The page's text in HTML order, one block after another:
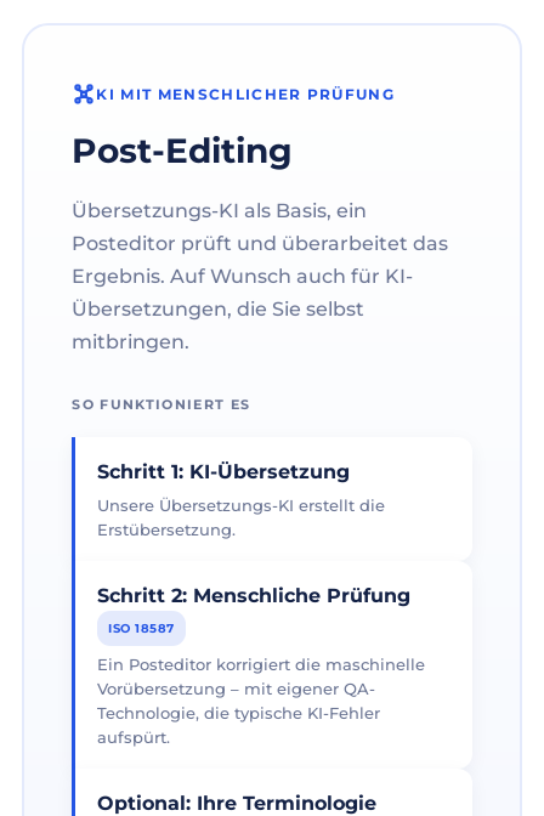
KI MIT MENSCHLICHER PRÜFUNG
Post-Editing
Übersetzungs-KI als Basis, ein
Posteditor prüft und überarbeitet das
Ergebnis. Auf Wunsch auch für KI-
Übersetzungen, die Sie selbst
mitbringen.
SO FUNKTIONIERT ES
Schritt 1: KI-Übersetzung
Unsere Übersetzungs-KI erstellt die
Erstübersetzung.
Schritt 2: Menschliche Prüfung
ISO 18587
Ein Posteditor korrigiert die maschinelle
Vorübersetzung – mit eigener QA-
Technologie, die typische KI-Fehler
aufspürt.
Optional: Ihre Terminologie